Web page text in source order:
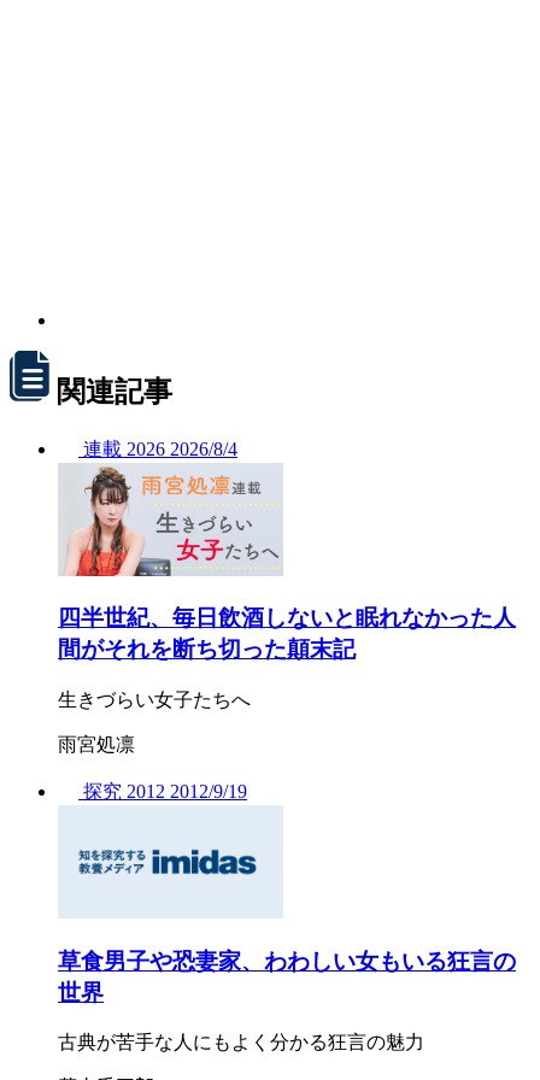
関連記事
連載 2026 2026/8/4
四半世紀、毎日飲酒しないと眠れなかった人
間がそれを断ち切った顛末記
生きづらい女子たちへ
雨宮処凛
探究 2012 2012/9/19
草食男子や恐妻家、わわしい女もいる狂言の
世界
古典が苦手な人にもよく分かる狂言の魅力